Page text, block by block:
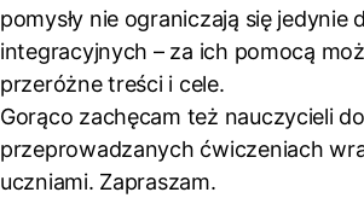
pomysły nie ograniczają się jedynie
integracyjnych – za ich pomocą
przeróżne treści i cele.
Gorąco zachęcam też nauczycieli
przeprowadzanych ćwiczeniach
uczniami. Zapraszam.